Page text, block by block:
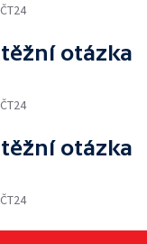
otázka
otázka